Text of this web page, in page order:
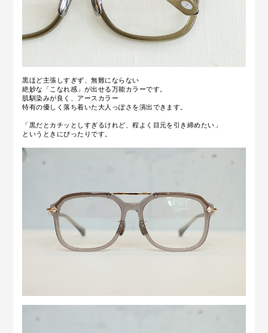
黒ほど主張しすぎず、無難にならない
絶妙な「こなれ感」が出せる万能カラーです。
肌馴染みが良く、アースカラー
特有の優しく落ち着いた大人っぽさを演出できます。
「黒だとカチッとしすぎるけれど、程よく目元を引き締めたい」
というときにぴったりです。